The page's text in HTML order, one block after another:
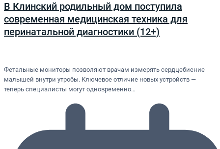
В Клинский родильный дом поступила
современная медицинская техника для
перинатальной диагностики (12+)
Фетальные мониторы позволяют врачам измерять сердцебиение
малышей внутри утробы. Ключевое отличие новых устройств —
теперь специалисты могут одновременно…